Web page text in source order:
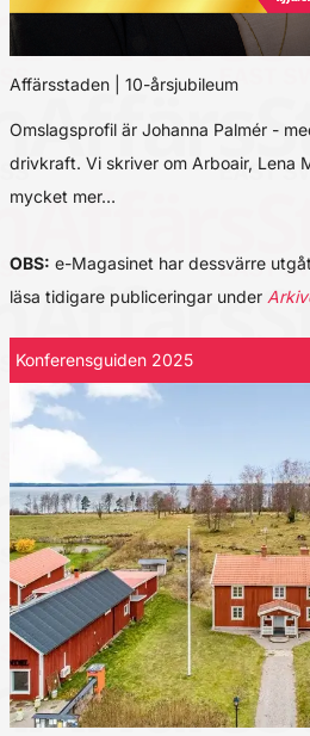
Affärsstaden | 10-årsjubileum
Omslagsprofil är Johanna Palmér -
drivkraft. Vi skriver om Arboair, Lena
mycket mer…
OBS: e-Magasinet har dessvärre
läsa tidigare publiceringar under
Konferensguiden 2025